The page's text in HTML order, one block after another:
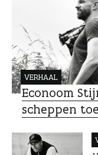
VERHAAL
Econoom
scheppen